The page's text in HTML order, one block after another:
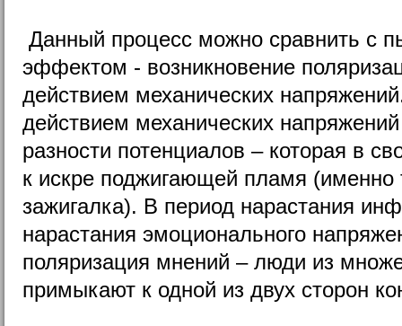
Данный процесс можно сравнить с
эффектом - возникновение
действием механических
действием механических
разности потенциалов – которая в
к искре поджигающей пламя (именно
зажигалка). В период нарастания
нарастания эмоционального
поляризация мнений – люди из
примыкают к одной из двух сторон